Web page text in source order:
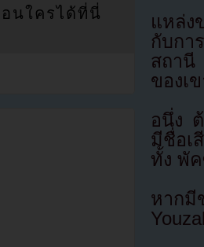
แหล่ง
กับกา
สถานี
ของเ
อนึ่ง
มีชื่อเ
ทั้ง พั
หากมี
นใครได้ที่นี่